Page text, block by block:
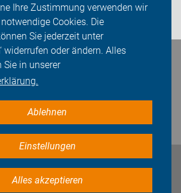
Ihre Zustimmung verwenden wir
Cookies. Die
Sie jederzeit unter
widerrufen oder ändern. Alles
Sie in unserer
Ablehnen
Einstellungen
Alles akzeptieren